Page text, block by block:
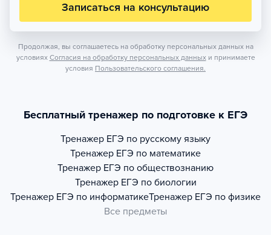
Записаться на консультацию
Продолжая, вы соглашаетесь на обработку персональных данных на
условиях Согласия на обработку персональных данных и принимаете
условия Пользовательского соглашения.
Бесплатный тренажер по подготовке к ЕГЭ
Тренажер ЕГЭ по русскому языку
Тренажер ЕГЭ по математике
Тренажер ЕГЭ по обществознанию
Тренажер ЕГЭ по биологии
Тренажер ЕГЭ по информатикеТренажер ЕГЭ по физике
Все предметы